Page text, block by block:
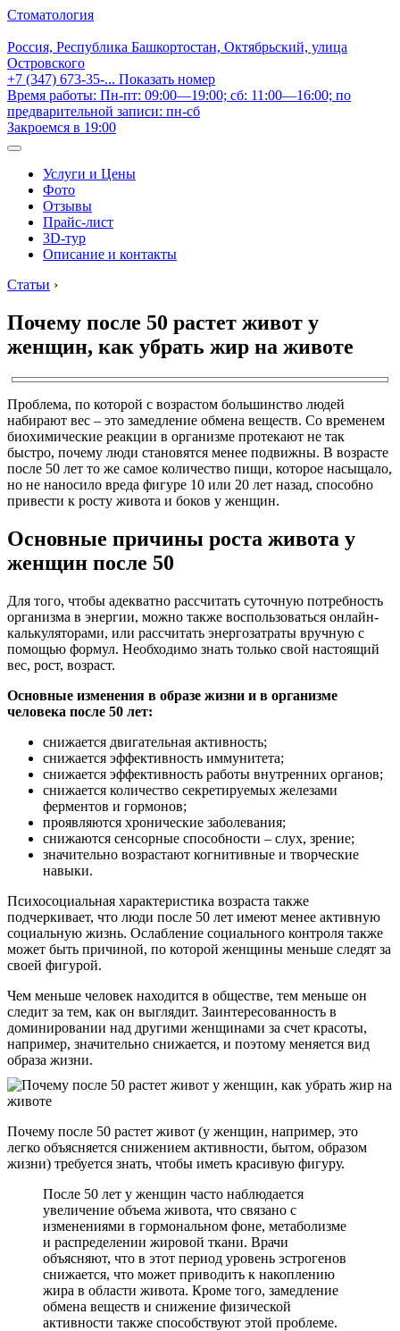
Стоматология
Россия, Республика Башкортостан, Октябрьский, улица
Островского
+7 (347) 673-35-... Показать номер
Время работы: Пн-пт: 09:00—19:00; сб: 11:00—16:00; по
предварительной записи: пн-сб
Закроемся в 19:00
Услуги и Цены
Фото
Отзывы
Прайс-лист
3D-тур
Описание и контакты
Статьи ›
Почему после 50 растет живот у
женщин, как убрать жир на животе
Проблема, по которой с возрастом большинство людей
набирают вес – это замедление обмена веществ. Со временем
биохимические реакции в организме протекают не так
быстро, почему люди становятся менее подвижны. В возрасте
после 50 лет то же самое количество пищи, которое насыщало,
но не наносило вреда фигуре 10 или 20 лет назад, способно
привести к росту живота и боков у женщин.
Основные причины роста живота у
женщин после 50
Для того, чтобы адекватно рассчитать суточную потребность
организма в энергии, можно также воспользоваться онлайн-
калькуляторами, или рассчитать энергозатраты вручную с
помощью формул. Необходимо знать только свой настоящий
вес, рост, возраст.
Основные изменения в образе жизни и в организме
человека после 50 лет:
снижается двигательная активность;
снижается эффективность иммунитета;
снижается эффективность работы внутренних органов;
снижается количество секретируемых железами
ферментов и гормонов;
проявляются хронические заболевания;
снижаются сенсорные способности – слух, зрение;
значительно возрастают когнитивные и творческие
навыки.
Психосоциальная характеристика возраста также
подчеркивает, что люди после 50 лет имеют менее активную
социальную жизнь. Ослабление социального контроля также
может быть причиной, по которой женщины меньше следят за
своей фигурой.
Чем меньше человек находится в обществе, тем меньше он
следит за тем, как он выглядит. Заинтересованность в
доминировании над другими женщинами за счет красоты,
например, значительно снижается, и поэтому меняется вид
образа жизни.
Почему после 50 растет живот (у женщин, например, это
легко объясняется снижением активности, бытом, образом
жизни) требуется знать, чтобы иметь красивую фигуру.
После 50 лет у женщин часто наблюдается
увеличение объема живота, что связано с
изменениями в гормональном фоне, метаболизме
и распределении жировой ткани. Врачи
объясняют, что в этот период уровень эстрогенов
снижается, что может приводить к накоплению
жира в области живота. Кроме того, замедление
обмена веществ и снижение физической
активности также способствуют этой проблеме.